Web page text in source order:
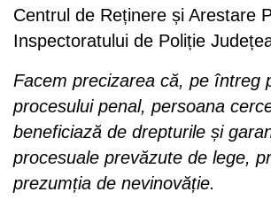
Centrul de Reținere și Arestare
Inspectoratului de Poliție
Facem precizarea că, pe întreg
procesului penal, persoana
beneficiază de drepturile și
procesuale prevăzute de lege,
prezumția de nevinovăție.